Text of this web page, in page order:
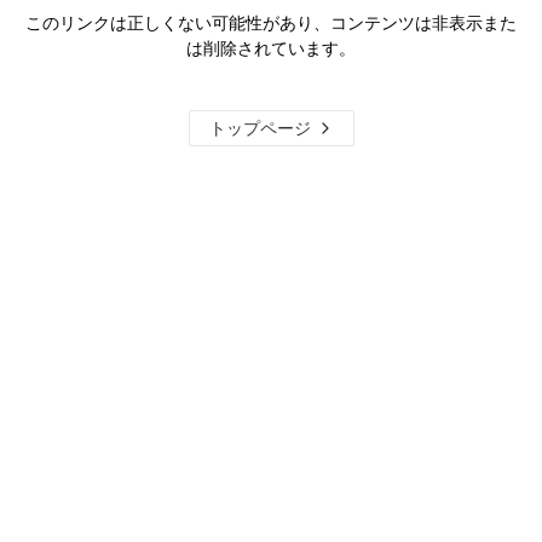
このリンクは正しくない可能性があり、コンテンツは非表示また
は削除されています。
トップページ